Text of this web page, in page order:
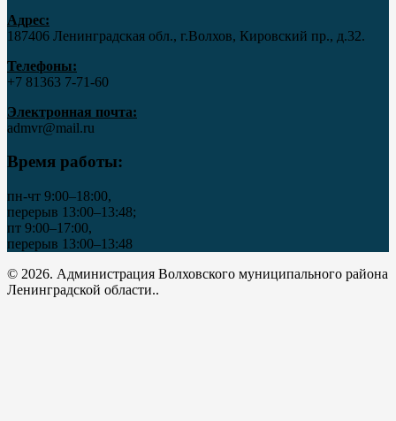
Адрес:
187406 Ленинградская обл., г.Волхов, Кировский пр., д.32.
Телефоны:
+7 81363 7‑71-60
Электронная почта:
admvr@mail.ru
Время работы:
пн-чт 9:00–18:00,
перерыв 13:00–13:48;
пт 9:00–17:00,
перерыв 13:00–13:48
© 2026. Администрация Волховского муниципального района
Ленинградской области..